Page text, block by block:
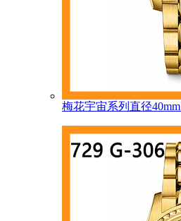
梅花宇宙系列直径40mm